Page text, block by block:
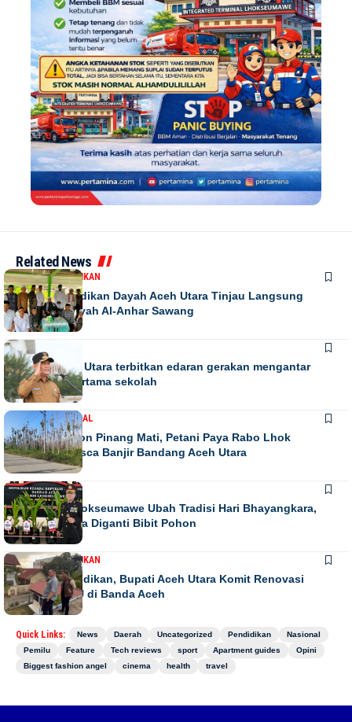
Related News
DAERAHPENDIDIKAN
Kadis Pendidikan Dayah Aceh Utara Tinjau Langsung
Relokasi Dayah Al-Anhar Sawang
DAERAH
Bupati Aceh Utara terbitkan edaran gerakan mengantar
anak hari pertama sekolah
DAERAHNASIONAL
Ribuan Pohon Pinang Mati, Petani Paya Rabo Lhok
Terpuruk Pasca Banjir Bandang Aceh Utara
DAERAHNEWS
Kapolres Lhokseumawe Ubah Tradisi Hari Bhayangkara,
Papan Bunga Diganti Bibit Pohon
DAERAHPENDIDIKAN
Peduli Pendidikan, Bupati Aceh Utara Komit Renovasi
Asrama IPAU di Banda Aceh
Quick Links: News Daerah Uncategorized Pendidikan
Nasional
Pemilu
Feature Tech reviews sport Apartment guides
Opini
Biggest fashion angel
cinema health travel